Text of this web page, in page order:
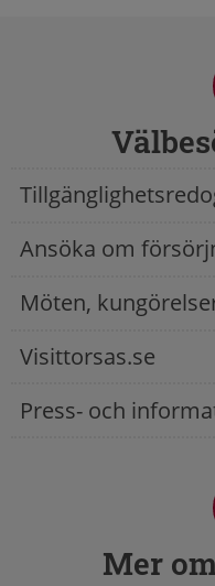
Ansöka om
Möten,
Visittorsas.se
Press- och
Mer